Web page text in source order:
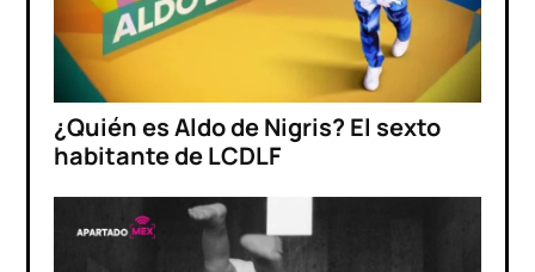
¿Quién es Aldo de Nigris? El sexto
habitante de LCDLF